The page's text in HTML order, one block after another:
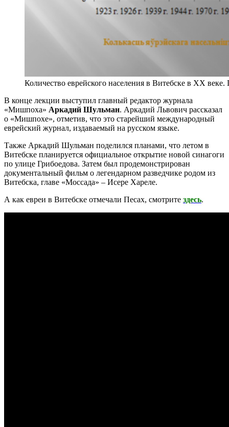
Количество еврейского населения в Витебске в ХХ
В конце лекции выступил главный редактор журнала
«Мишпоха» Аркадий Шульман. Аркадий Львович рассказал
о «Мишпохе», отметив, что это старейший международный
еврейский журнал, издаваемый на русском языке.
Также Аркадий Шульман поделился планами, что летом в
Витебске планируется официальное открытие новой синагоги
по улице Грибоедова. Затем был продемонстрирован
документальный фильм о легендарном разведчике родом из
Витебска, главе «Моссада» – Исере Хареле.
А как евреи в Витебске отмечали Песах, смотрите здесь.